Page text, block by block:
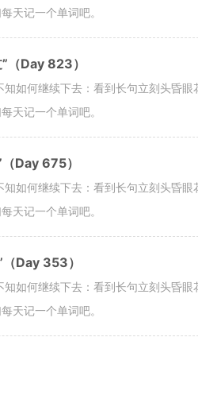
天记一个单词吧。
（Day 823）
如何继续下去：看到长句立刻头昏
天记一个单词吧。
Day 675）
如何继续下去：看到长句立刻头昏
天记一个单词吧。
Day 353）
如何继续下去：看到长句立刻头昏
天记一个单词吧。